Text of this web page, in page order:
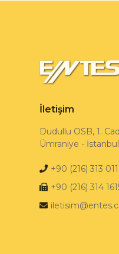
İletişim
Dudullu OSB, 1.
Ümraniye - İstanbul
+90 (216) 313
+90 (216) 314